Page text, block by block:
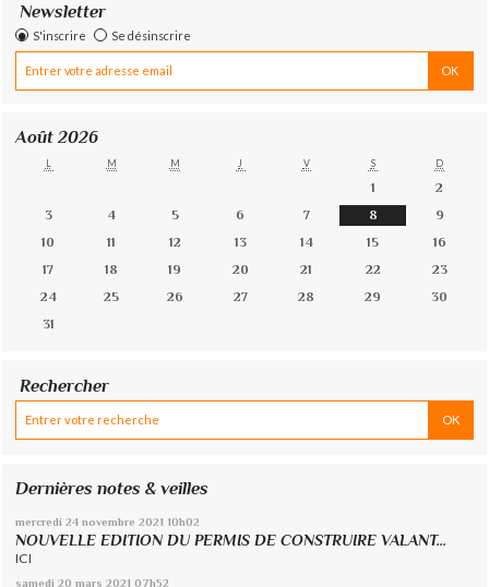
Newsletter
S'inscrire Se désinscrire
Août 2026
L M M J V S D
1
2
3
4 5 6 7 8
9
10
11 12 13 14 15
16
17
18 19 20 21 22
23
24
25 26 27 28 29
30
31
Rechercher
Dernières notes & veilles
mercredi 24 novembre 2021 10h02
NOUVELLE EDITION DU PERMIS DE CONSTRUIRE VALANT...
ICI
samedi 20 mars 2021 07h52